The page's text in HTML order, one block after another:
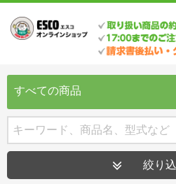
すべての商品
絞り